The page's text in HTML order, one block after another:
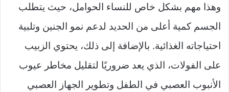
وهذا مهم بشكل خاص للنساء الحوامل، حيث يتطلب
الجسم كمية أعلى من الحديد لدعم نمو الجنين وتلبية
احتياجاته الغذائية. بالإضافة إلى ذلك، يحتوي الزبيب
على الفولات، الذي يعد ضروريًا لتقليل مخاطر عيوب
الأنبوب العصبي في الطفل وتطوير الجهاز العصبي